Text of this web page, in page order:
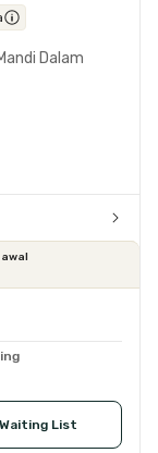
Dalam
List